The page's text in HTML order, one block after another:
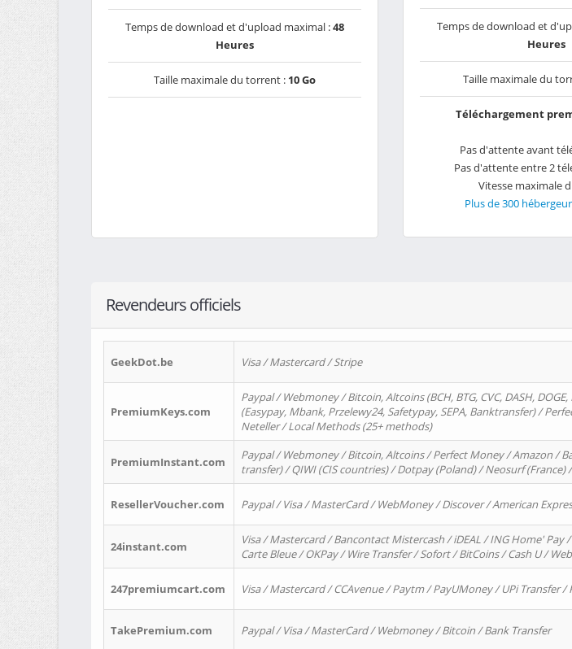
Temps de download et d'upload maximal :48
Heures
Taille maximale du torrent : 10 Go
Temps de download et
Heures
Taille maximale du
Téléchargement
Pas d'attente avant
Pas d'attente entre 2
Vitesse maximale
Plus de 300
Revendeurs officiels
GeekDot.be Visa / Mastercard / Stripe
PremiumKeys.com
Paypal / Webmoney / Bitcoin, Altcoins (BCH, BTG, CVC, DASH, DOGE,
(Easypay, Mbank, Przelewy24, Safetypay, SEPA, Banktransfer) /
Neteller / Local Methods (25+ methods)
PremiumInstant.com
Paypal / Webmoney / Bitcoin, Altcoins / Perfect Money / Amazon /
transfer) / QIWI (CIS countries) / Dotpay (Poland) / Neosurf
ResellerVoucher.com Paypal / Visa / MasterCard / WebMoney / Discover / American
24instant.com
Visa / Mastercard / Bancontact Mistercash / iDEAL / ING Home' Pay
Carte Bleue / OKPay / Wire Transfer / Sofort / BitCoins / Cash U /
247premiumcart.com Visa / Mastercard / CCAvenue / Paytm / PayUMoney / UPi Transfer /
TakePremium.com Paypal / Visa / MasterCard / Webmoney / Bitcoin / Bank Transfer